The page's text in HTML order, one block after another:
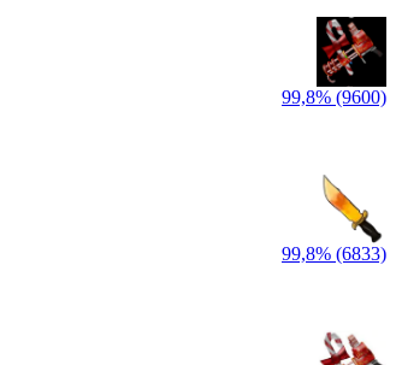
99,8% (9600)
99,8% (6833)